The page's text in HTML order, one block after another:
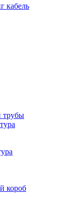
кабель
трубы
короб